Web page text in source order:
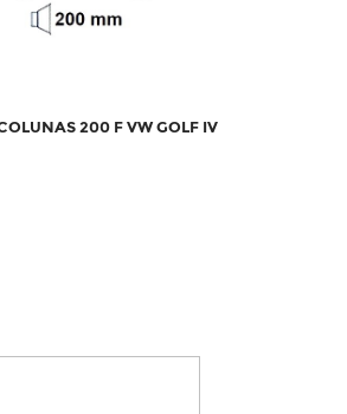
200 F VW GOLF IV